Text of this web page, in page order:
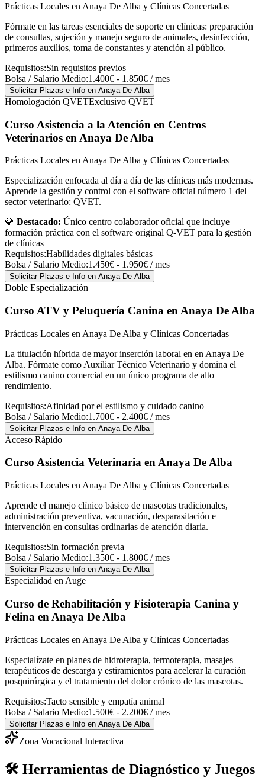
Prácticas Locales en Anaya De Alba y Clínicas Concertadas
Fórmate en las tareas esenciales de soporte en clínicas: preparación
de consultas, sujeción y manejo seguro de animales, desinfección,
primeros auxilios, toma de constantes y atención al público.
Requisitos:Sin requisitos previos
Bolsa / Salario Medio:1.400€ - 1.850€ / mes
Solicitar Plazas e Info en Anaya De Alba
Homologación QVETExclusivo QVET
Curso Asistencia a la Atención en Centros
Veterinarios en Anaya De Alba
Prácticas Locales en Anaya De Alba y Clínicas Concertadas
Especialización enfocada al día a día de las clínicas más modernas.
Aprende la gestión y control con el software oficial número 1 del
sector veterinario: QVET.
💎 Destacado: Único centro colaborador oficial que incluye
formación práctica con el software original Q-VET para la gestión
de clínicas
Requisitos:Habilidades digitales básicas
Bolsa / Salario Medio:1.450€ - 1.950€ / mes
Solicitar Plazas e Info en Anaya De Alba
Doble Especialización
Curso ATV y Peluquería Canina en Anaya De Alba
Prácticas Locales en Anaya De Alba y Clínicas Concertadas
La titulación híbrida de mayor inserción laboral en en Anaya De
Alba. Fórmate como Auxiliar Técnico Veterinario y domina el
estilismo canino comercial en un único programa de alto
rendimiento.
Requisitos:Afinidad por el estilismo y cuidado canino
Bolsa / Salario Medio:1.700€ - 2.400€ / mes
Solicitar Plazas e Info en Anaya De Alba
Acceso Rápido
Curso Asistencia Veterinaria en Anaya De Alba
Prácticas Locales en Anaya De Alba y Clínicas Concertadas
Aprende el manejo clínico básico de mascotas tradicionales,
administración preventiva, vacunación, desparasitación e
intervención en consultas ordinarias de atención diaria.
Requisitos:Sin formación previa
Bolsa / Salario Medio:1.350€ - 1.800€ / mes
Solicitar Plazas e Info en Anaya De Alba
Especialidad en Auge
Curso de Rehabilitación y Fisioterapia Canina y
Felina en Anaya De Alba
Prácticas Locales en Anaya De Alba y Clínicas Concertadas
Especialízate en planes de hidroterapia, termoterapia, masajes
terapéuticos de descarga y estiramientos para acelerar la curación
posquirúrgica y el tratamiento del dolor crónico de las mascotas.
Requisitos:Tacto sensible y empatía animal
Bolsa / Salario Medio:1.500€ - 2.200€ / mes
Solicitar Plazas e Info en Anaya De Alba
Zona Vocacional Interactiva
🛠️ Herramientas de Diagnóstico y Juegos